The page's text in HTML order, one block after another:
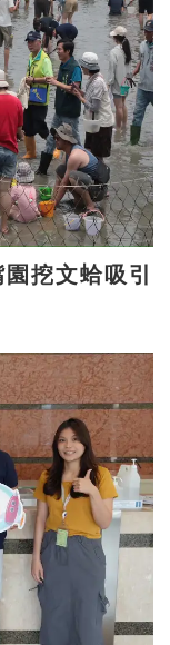
挖文蛤吸引